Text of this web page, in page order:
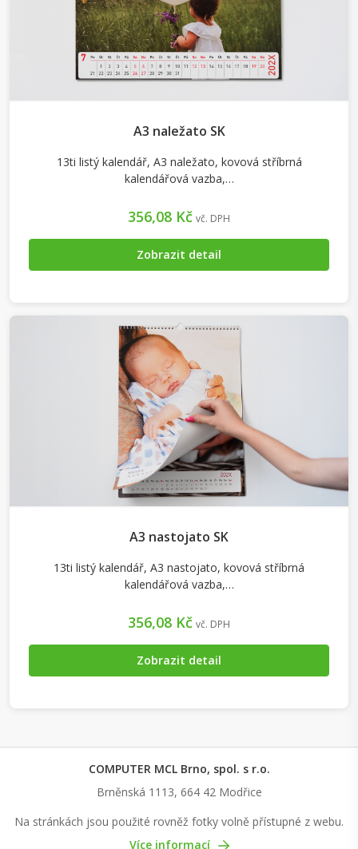
A3 naležato SK
13ti listý kalendář, A3 naležato, kovová stříbrná
kalendářová vazba,…
356,08 Kč vč. DPH
Zobrazit detail
A3 nastojato SK
13ti listý kalendář, A3 nastojato, kovová stříbrná
kalendářová vazba,…
356,08 Kč vč. DPH
Zobrazit detail
COMPUTER MCL Brno, spol. s r.o.
Brněnská 1113, 664 42 Modřice
Na stránkách jsou použité rovněž fotky volně přístupné z webu.
Více informací